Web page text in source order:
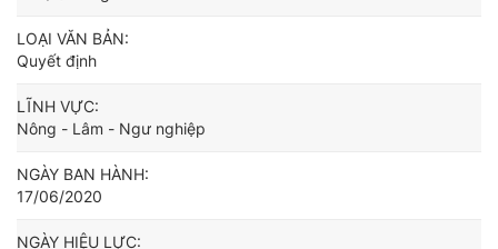
LOẠI VĂN BẢN:
Quyết định
LĨNH VỰC:
Nông - Lâm - Ngư nghiệp
NGÀY BAN HÀNH:
17/06/2020
NGÀY HIỆU LỰC: